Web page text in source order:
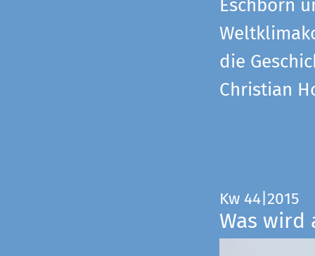
Eschborn
die
Christian
Kw 44|2015
Was wird